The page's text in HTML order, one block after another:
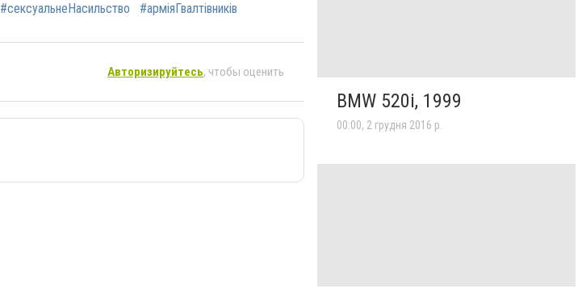
#сексуальнеНасильство #арміяГвалтівників
Авторизируйтесь, чтобы оценить
BMW 520i, 1999
00:00, 2 грудня 2016 р.